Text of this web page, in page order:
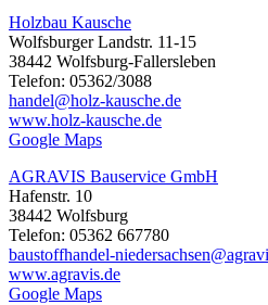
Holzbau Kausche
Wolfsburger Landstr. 11-15
38442 Wolfsburg-Fallersleben
Telefon: 05362/3088
handel@holz-kausche.de
www.holz-kausche.de
Google Maps
AGRAVIS Bauservice GmbH
Hafenstr. 10
38442 Wolfsburg
Telefon: 05362 667780
baustoffhandel-
www.agravis.de
Google Maps